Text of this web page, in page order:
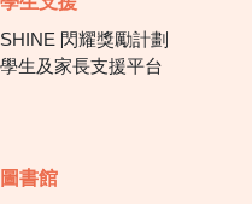
SHINE 閃耀獎勵計劃
學生及家長支援平台
圖書館